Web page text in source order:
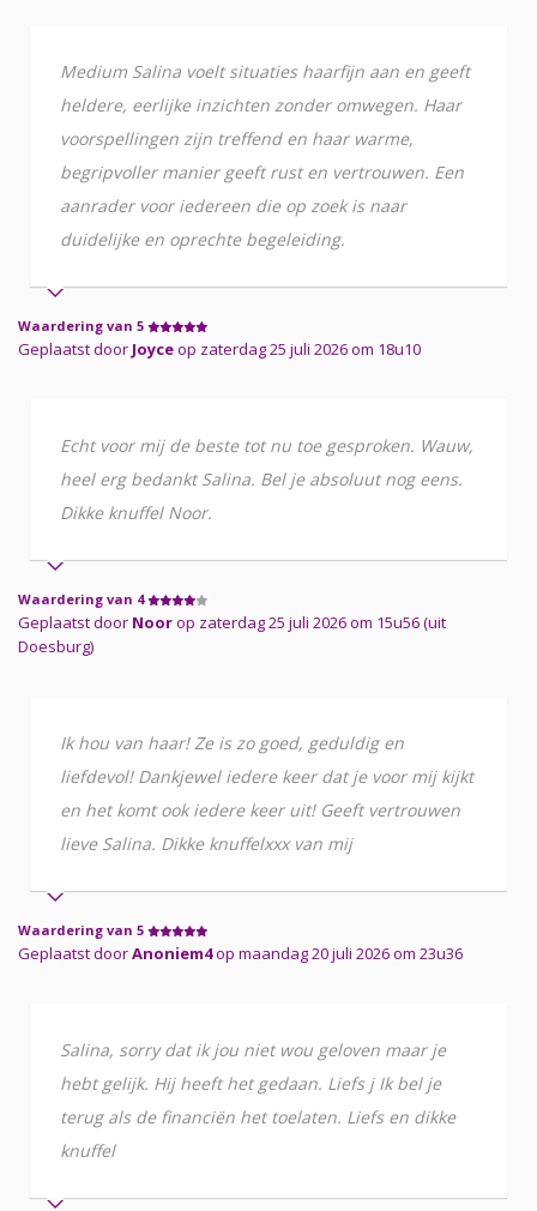
Medium Salina voelt situaties haarfijn aan en geeft
heldere, eerlijke inzichten zonder omwegen. Haar
voorspellingen zijn treffend en haar warme,
begripvoller manier geeft rust en vertrouwen. Een
aanrader voor iedereen die op zoek is naar
duidelijke en oprechte begeleiding.
Waardering van 5
Geplaatst door Joyceop zaterdag 25 juli 2026 om 18u10
Echt voor mij de beste tot nu toe gesproken. Wauw,
heel erg bedankt Salina. Bel je absoluut nog eens.
Dikke knuffel Noor.
Waardering van 4
Geplaatst door Noorop zaterdag 25 juli 2026 om 15u56 (uit
Doesburg)
Ik hou van haar! Ze is zo goed, geduldig en
liefdevol! Dankjewel iedere keer dat je voor mij kijkt
en het komt ook iedere keer uit! Geeft vertrouwen
lieve Salina. Dikke knuffelxxx van mij
Waardering van 5
Geplaatst doorAnoniem4op maandag 20 juli 2026 om 23u36
Salina, sorry dat ik jou niet wou geloven maar je
hebt gelijk. Hij heeft het gedaan. Liefs j Ik bel je
terug als de financiën het toelaten. Liefs en dikke
knuffel